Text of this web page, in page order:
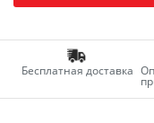
Бесплатная доставка